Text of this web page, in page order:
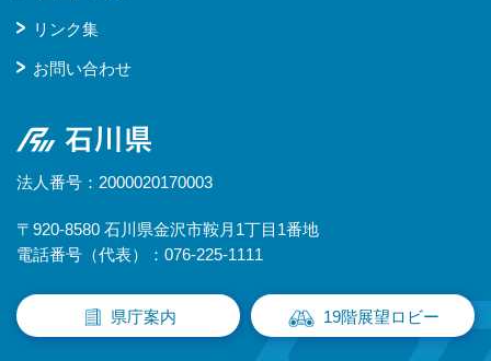
リンク集
お問い合わせ
石川県
法人番号：2000020170003
〒920-8580 石川県金沢市鞍月1丁目1番地
電話番号（代表）：076-225-1111
県庁案内 19階展望ロビー